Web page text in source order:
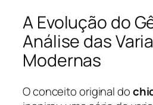
A Evolução do
Análise das
Modernas
O conceito original do